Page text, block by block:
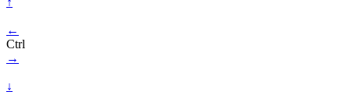
←
Ctrl
→
↓